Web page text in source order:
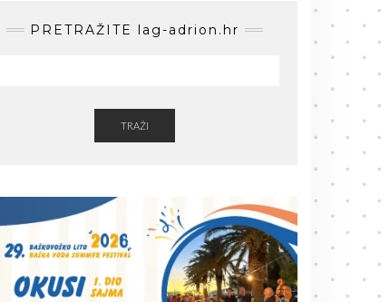
PRETRAŽITE lag-adrion.hr
TRAŽI